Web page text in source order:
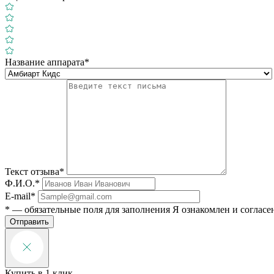
Название аппарата*
Текст отзыва*
Ф.И.О.*
E-mail*
* — обязательные поля для заполнения Я ознакомлен и
Отправить